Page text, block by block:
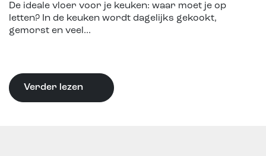
De ideale vloer voor je keuken: waar moet je op
letten? In de keuken wordt dagelijks gekookt,
gemorst en veel...
Verder lezen